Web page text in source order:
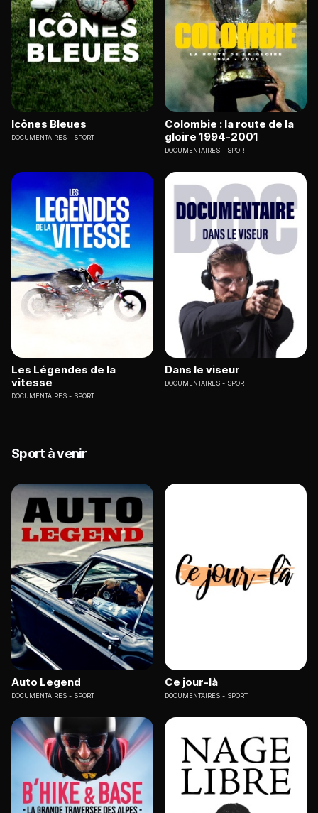
Icônes Bleues
DOCUMENTAIRES SPORT
Colombie : la route de la
gloire 1994-2001
DOCUMENTAIRES SPORT
Les Légendes de la
vitesse
DOCUMENTAIRES SPORT
Dans le viseur
DOCUMENTAIRES SPORT
Sport à venir
Auto Legend
DOCUMENTAIRES SPORT
Ce jour-là
DOCUMENTAIRES SPORT